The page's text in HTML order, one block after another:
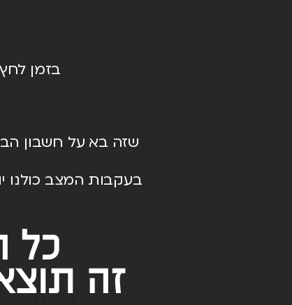
בזמן
שזה בא על חשבון
בעקבות המצב כולנו
כל
זה